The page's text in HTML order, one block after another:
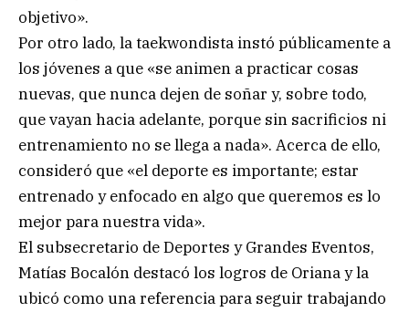
objetivo».
Por otro lado, la taekwondista instó públicamente a
los jóvenes a que «se animen a practicar cosas
nuevas, que nunca dejen de soñar y, sobre todo,
que vayan hacia adelante, porque sin sacrificios ni
entrenamiento no se llega a nada». Acerca de ello,
consideró que «el deporte es importante; estar
entrenado y enfocado en algo que queremos es lo
mejor para nuestra vida».
El subsecretario de Deportes y Grandes Eventos,
Matías Bocalón destacó los logros de Oriana y la
ubicó como una referencia para seguir trabajando